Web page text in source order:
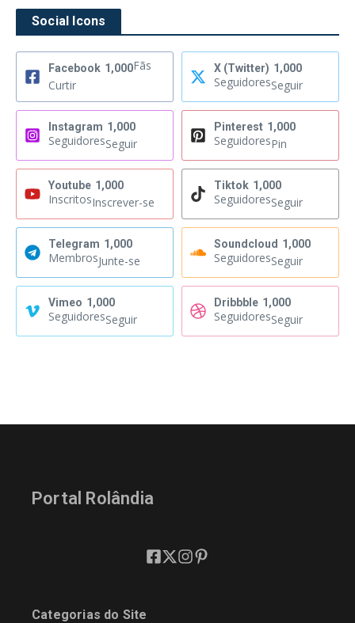
Social Icons
Facebook 1,000Fãs
Curtir
X (Twitter) 1,000
SeguidoresSeguir
Instagram 1,000
SeguidoresSeguir
Pinterest 1,000
SeguidoresPin
Youtube 1,000
InscritosInscrever-se
Tiktok 1,000
SeguidoresSeguir
Telegram 1,000
MembrosJunte-se
Soundcloud 1,000
SeguidoresSeguir
Vimeo 1,000
SeguidoresSeguir
Dribbble 1,000
SeguidoresSeguir
Portal Rolândia
Categorias do Site